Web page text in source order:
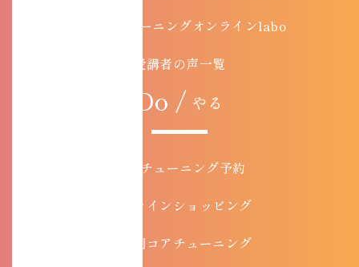
・コアチューニングオンラインlabo
受講者の声一覧
Do / やる
コアチューニング予約
オンラインショッピング
目的別コアチューニング